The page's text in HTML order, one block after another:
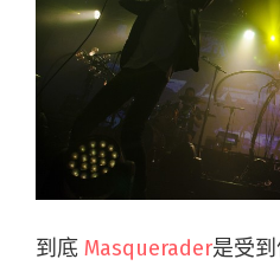
到底 Masquerader是受